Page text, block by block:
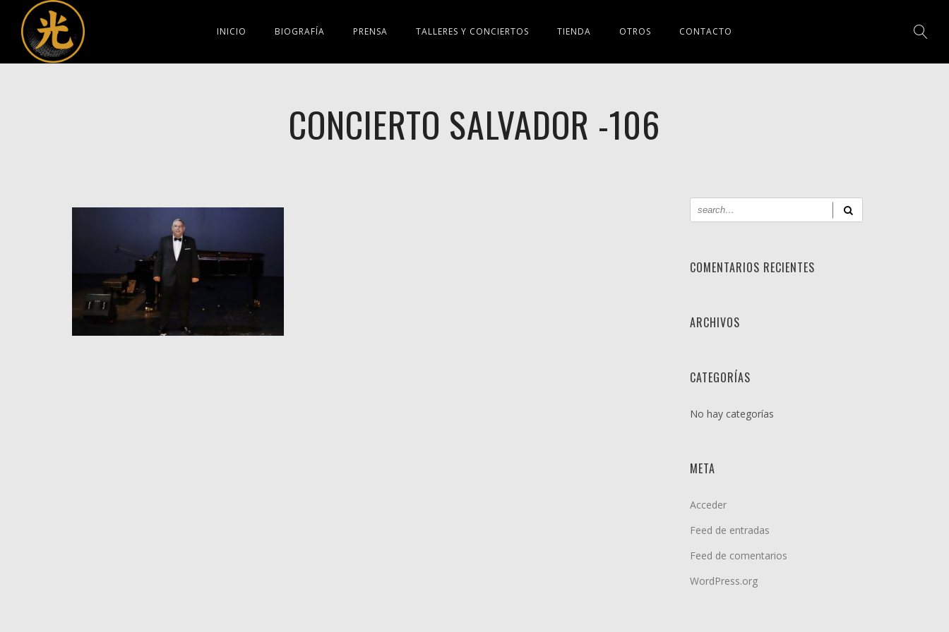
INICIO BIOGRAFÍA PRENSA TALLERES Y CONCIERTOS TIENDA OTROS CONTACTO
CONCIERTO SALVADOR -106
COMENTARIOS RECIENTES
ARCHIVOS
CATEGORÍAS
No hay categorías
META
Acceder
Feed de entradas
Feed de comentarios
WordPress.org